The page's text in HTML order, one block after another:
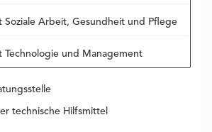
Soziale Arbeit, Gesundheit und Pflege
Technologie und Management
technische Hilfsmittel